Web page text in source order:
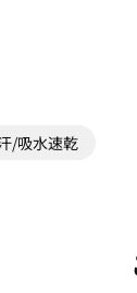
/吸水速乾